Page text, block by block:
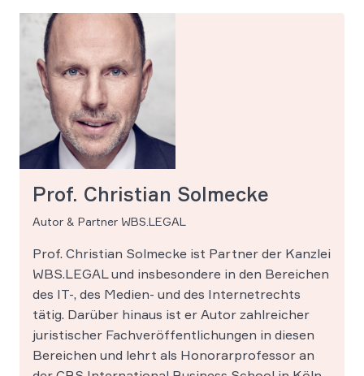
Prof. Christian Solmecke
Autor & Partner WBS.LEGAL
Prof. Christian Solmecke ist Partner der Kanzlei
WBS.LEGAL und insbesondere in den Bereichen
des IT-, des Medien- und des Internetrechts
tätig. Darüber hinaus ist er Autor zahlreicher
juristischer Fachveröffentlichungen in diesen
Bereichen und lehrt als Honorarprofessor an